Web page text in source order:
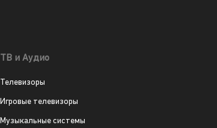
ТВ и Аудио
Телевизоры
Игровые телевизоры
Музыкальные системы